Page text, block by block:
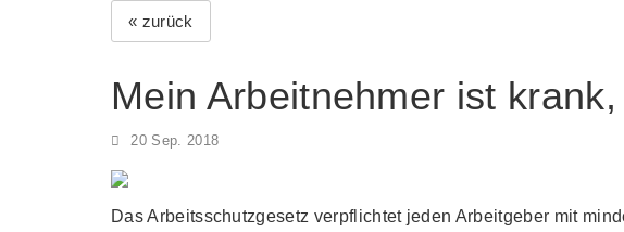
« zurück
Mein Arbeitnehmer ist
20 Sep. 2018
Das Arbeitsschutzgesetz verpflichtet jeden Arbeitgeber mit